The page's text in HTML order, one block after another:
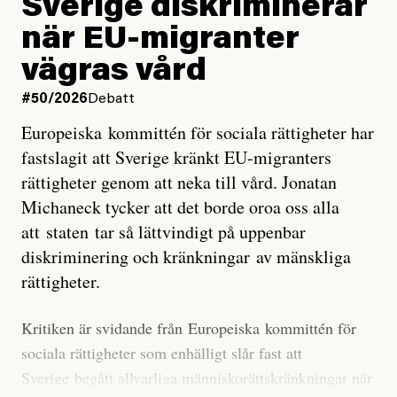
väderfenomen som uppstår när havsvattnet i delar av
Stilla havet blir ovanligt varmt. Det påverkar vädret
över stora delar av världen och under
forskare allt oftare varnat för att den här El Niñon
Det verkar vara en underdrift, menar nu Zeke
Hausfather.
”Det ser ut som att årets El Niño inte bara med stor
sannolikhet kommer att bli den starkaste sedan
tillförlitliga mätningar inleddes – den kan till och med
marginal”, skriver han.
Styrkan i El Niño går att förutspå genom att mäta
Sverige diskriminerar
när EU-migranter
vägras vård
#50/2026 Debatt
Europeiska kommittén för sociala rättigheter har
fastslagit att Sverige kränkt EU-migranters
rättigheter genom att neka till vård. Jonatan
Michaneck tycker att det borde oroa oss alla
att staten tar så lättvindigt på uppenbar
diskriminering och kränkningar av mänskliga
rättigheter.
Kritiken är svidande från Europeiska kommittén för
sociala rättigheter som enhälligt slår fast att
Sverige begått allvarliga människorättskränkningar när